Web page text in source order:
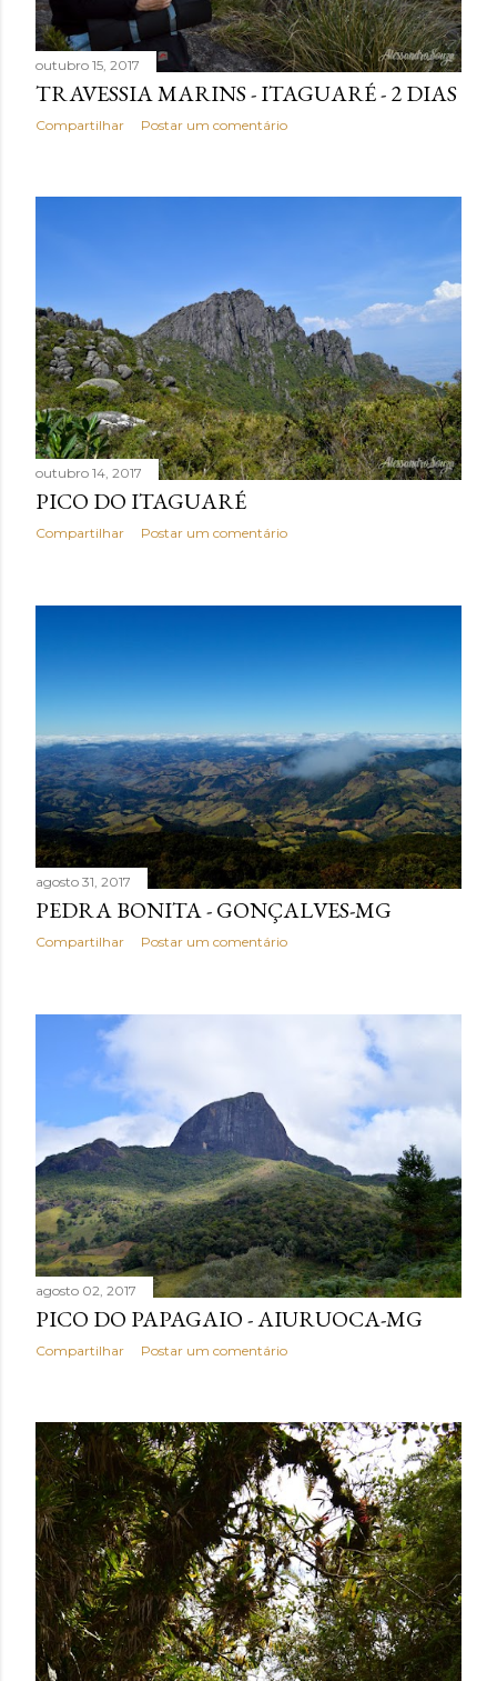
n
s
outubro 15, 2017
TRAVESSIA MARINS - ITAGUARÉ - 2 DIAS
Compartilhar Postar um comentário
outubro 14, 2017
PICO DO ITAGUARÉ
Compartilhar Postar um comentário
agosto 31, 2017
PEDRA BONITA - GONÇALVES-MG
Compartilhar Postar um comentário
agosto 02, 2017
PICO DO PAPAGAIO - AIURUOCA-MG
Compartilhar Postar um comentário